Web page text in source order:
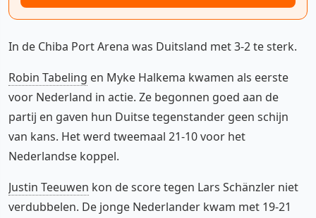
In de Chiba Port Arena was Duitsland met 3-2 te sterk.
Robin Tabeling en Myke Halkema kwamen als eerste
voor Nederland in actie. Ze begonnen goed aan de
partij en gaven hun Duitse tegenstander geen schijn
van kans. Het werd tweemaal 21-10 voor het
Nederlandse koppel.
Justin Teeuwen kon de score tegen Lars Schänzler niet
verdubbelen. De jonge Nederlander kwam met 19-21